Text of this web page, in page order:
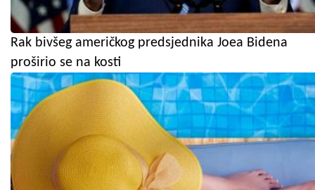
Rak bivšeg američkog predsjednika Joea Bidena
proširio se na kosti